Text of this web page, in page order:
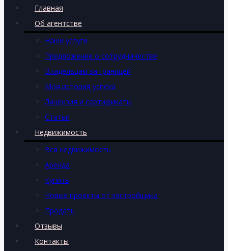
Главная
Об агентстве
Наши услуги
Предложение о сотрудничестве
Владельцам за границей
Моя история успеха
Лицензия и сертификаты
Статьи
Недвижимость
Вся недвижимость
Аренда
Купить
Новые проекты от застройщика
Продать
Отзывы
Контакты